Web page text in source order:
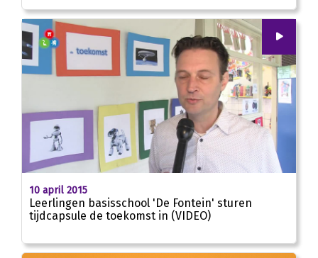
00:00
10 april 2015
Leerlingen basisschool 'De Fontein' sturen
tijdcapsule de toekomst in (VIDEO)